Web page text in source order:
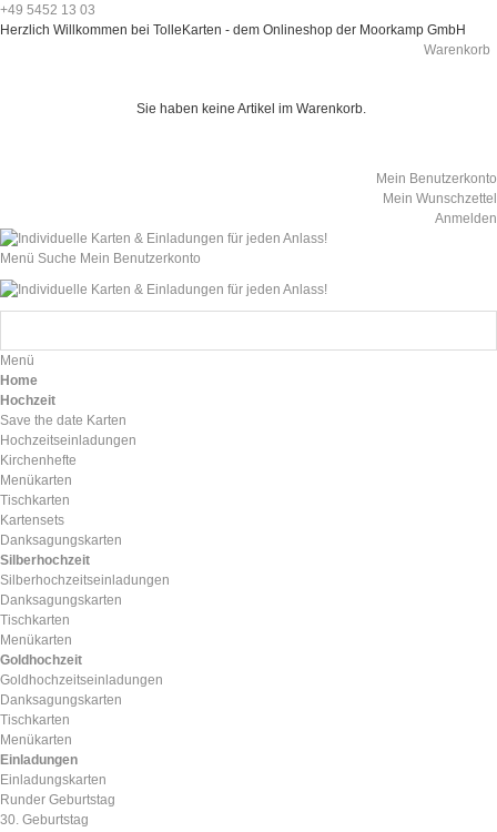
+49 5452 13 03
Herzlich Willkommen bei TolleKarten - dem Onlineshop der Moorkamp GmbH
Warenkorb
Sie haben keine Artikel im Warenkorb.
Mein Benutzerkonto
Mein Wunschzettel
Anmelden
Menü Suche Mein Benutzerkonto
Menü
Home
Hochzeit
Save the date Karten
Hochzeitseinladungen
Kirchenhefte
Menükarten
Tischkarten
Kartensets
Danksagungskarten
Silberhochzeit
Silberhochzeitseinladungen
Danksagungskarten
Tischkarten
Menükarten
Goldhochzeit
Goldhochzeitseinladungen
Danksagungskarten
Tischkarten
Menükarten
Einladungen
Einladungskarten
Runder Geburtstag
30. Geburtstag